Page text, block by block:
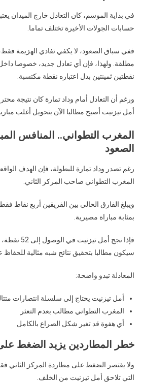
في بداية الموسم، كان التعادل خارج الميدان
حسابات الجولات الأخيرة تختلف تماما.
ففي سباق الصعود، لا يكفي تفادي الهزيمة
مطلقة. ولهذا، فإن أي تعادل جديد، خصوصا
نقطتين ثمينتين بدل اعتباره نقطة مكتسبة.
ورغم أن التعادل أمام وداد تمارة كان نتيجة
أمل تيزنيت أصبح مطالبا الآن بتحويل أغلب
المغرب التطواني.. المنافس
الصعود
رغم تصدر وداد تمارة للبطولة، فإن الهدف
المغرب التطواني صاحب المركز الثاني.
ويبلغ الفارق الحالي بين الفريقين أربع نقاط
بمثابة مباراة مصيرية.
فإذا نجح أمل
سيكون مطالبا بتحقيق نتائج شبه مثالية
المعادلة تبدو واضحة:
أمل تيزنيت يحتاج إلى سلسلة انتصارات
المغرب التطواني مطالب بعدم التعثر
أي هفوة قد تغير شكل الصراع بالكامل
خطر المطاردين يزيد الضغط
ولا يقتصر الضغط على مطاردة المركز الثاني
التي تلاحق أمل تيزنيت من الخلف.